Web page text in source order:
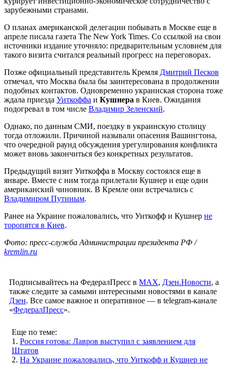
зарубежными странами.
О планах американской делегации побывать в Москве еще в
апреле писала газета The New York Times. Со ссылкой на свои
источники издание уточняло: предварительным условием для
такого визита считался реальный прогресс на переговорах.
Позже официальный представитель Кремля Дмитрий Песков
отмечал, что Москва была бы заинтересована в продолжении
подобных контактов. Одновременно украинская сторона тоже
ждала приезда Уиткоффа и Кушнера в Киев. Ожидания
подогревал в том числе Владимир Зеленский.
Однако, по данным СМИ, поездку в украинскую столицу
тогда отложили. Причиной называли опасения Вашингтона,
что очередной раунд обсуждения урегулирования конфликта
может вновь закончиться без конкретных результатов.
Предыдущий визит Уиткоффа в Москву состоялся еще в
январе. Вместе с ним тогда прилетали Кушнер и еще один
американский чиновник. В Кремле они встречались с
Владимиром Путиным.
Ранее на Украине пожаловались, что Уиткофф и Кушнер не
торопятся в Киев.
Фото: пресс-служба Администрации президента РФ /
kremlin.ru
Подписывайтесь на ФедералПресс в МАХ, Дзен.Новости, а
также следите за самыми интересными новостями в канале
Дзен. Все самое важное и оперативное — в telegram-канале
«ФедералПресс».
Еще по теме:
1. Россия готова: Лавров выступил с заявлением для
Штатов
2. На Украине пожаловались, что Уиткофф и Кушнер не